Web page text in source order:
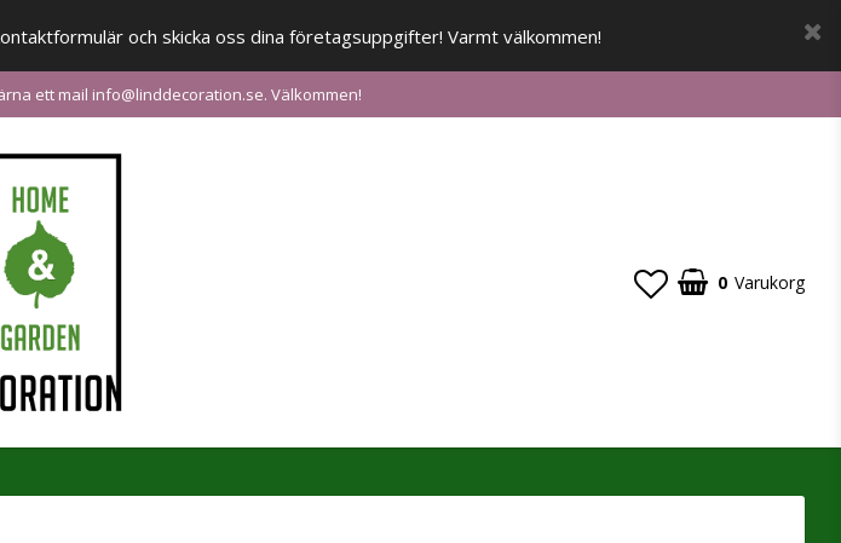
och skicka oss dina företagsuppgifter! Varmt välkommen!
ett mail info@linddecoration.se. Välkommen!
0 Varukorg